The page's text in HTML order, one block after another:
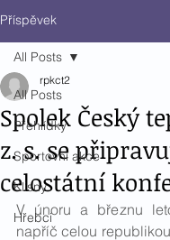
Příspěvek
All Posts
Přehlídky
Sportovní akce
Klisny
Hřebci
All Posts
Spolek Český
z. s. se
celostátní
rpkct2
V únoru a březnu
napříč celou